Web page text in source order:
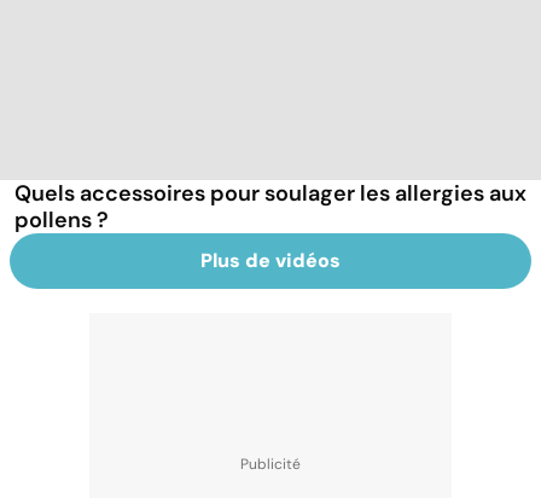
Quels accessoires pour soulager les allergies aux
pollens ?
Plus de vidéos